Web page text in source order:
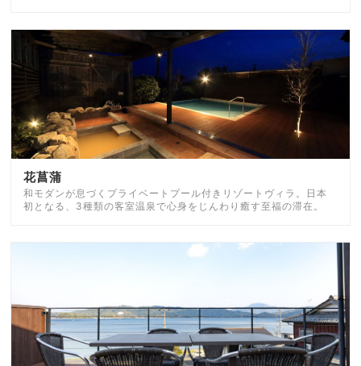
花菖蒲
和モダンが息づくプライベートプール付きリゾートヴィラ。日本
初となる、3種類の客室温泉で心身をじんわり癒す至福の滞在。